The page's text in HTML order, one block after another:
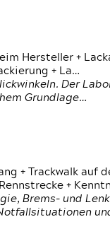
Hersteller +
+ La…
Der
Grundlage…
+ Trackwalk auf
+
Brems- und